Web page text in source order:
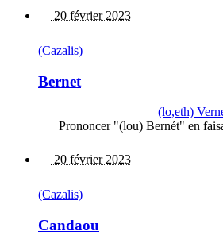
20 février 2023
(Cazalis)
Bernet
(lo,eth)
Prononcer "(lou) Bernét" en
20 février 2023
(Cazalis)
Candaou